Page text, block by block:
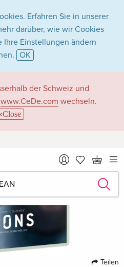
Erfahren Sie in unserer
darüber, wie wir Cookies
Ihre Einstellungen ändern
OK
der Schweiz und
www.CeDe.com wechseln.
Close
Teilen